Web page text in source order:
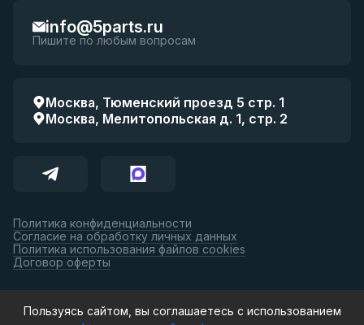
info@5parts.ru
Пишите по любым вопросам
Москва, Тюменский проезд 5 стр. 1
Москва, Мелитопольская д. 1, стр. 2
Политика конфиденциальности
Согласие на обработку личных данных
Политика использования файлов cookies
Договор оферты
Принимаем к оплате:
Пользуясь сайтом, вы соглашаетесь с использованием